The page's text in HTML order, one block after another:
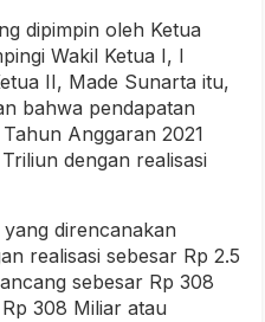
dipimpin oleh Ketua
Wakil Ketua I, I
II, Made Sunarta itu,
bahwa pendapatan
Anggaran 2021
dengan realisasi
direncanakan
realisasi sebesar Rp 2.5
sebesar Rp 308
308 Miliar atau